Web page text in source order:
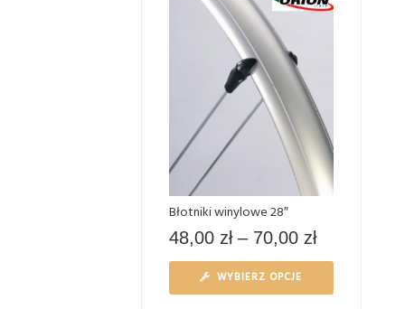
Błotniki winylowe 28″
48,00 zł – 70,00 zł
WYBIERZ OPCJE